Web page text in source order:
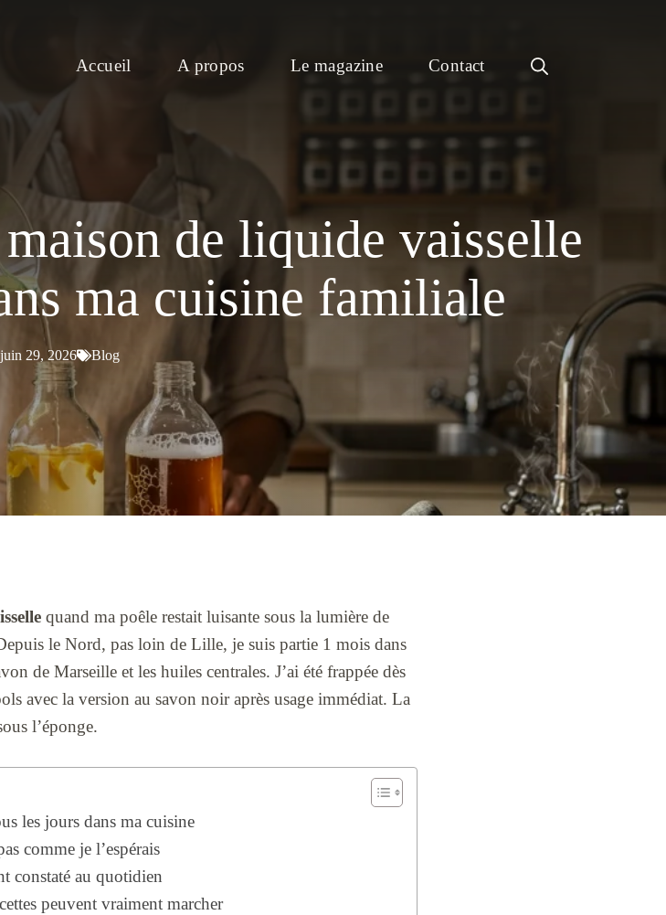
Accueil A propos Le magazine Contact
de liquide vaisselle
ma cuisine familiale
juin 29, 2026 Blog
quand ma poêle restait luisante sous la lumière de
le Nord, pas loin de Lille, je suis partie 1 mois dans
de Marseille et les huiles centrales. J’ai été frappée dès
avec la version au savon noir après usage immédiat. La
l’éponge.
les jours dans ma cuisine
comme je l’espérais
constaté au quotidien
peuvent vraiment marcher